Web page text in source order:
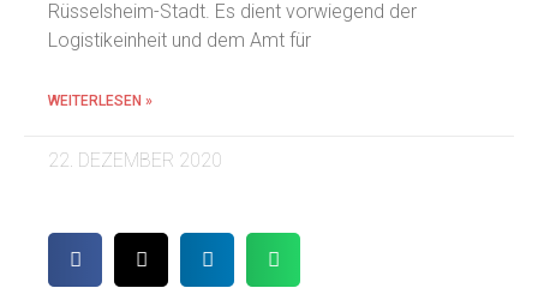
Rüsselsheim-Stadt. Es dient vorwiegend der
Logistikeinheit und dem Amt für
WEITERLESEN »
22. DEZEMBER 2020